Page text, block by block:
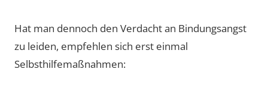
Hat man dennoch den Verdacht an Bindungsangst
zu leiden, empfehlen sich erst einmal
Selbsthilfemaßnahmen: